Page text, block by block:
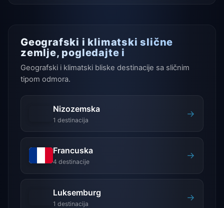
Geografski i klimatski slične
zemlje, pogledajte i
Geografski i klimatski bliske destinacije sa sličnim
tipom odmora.
Nizozemska
1 destinacija
→
Francuska
4 destinacije
→
Luksemburg
1 destinacija
→